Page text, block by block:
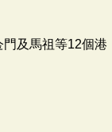
及馬祖等12個港